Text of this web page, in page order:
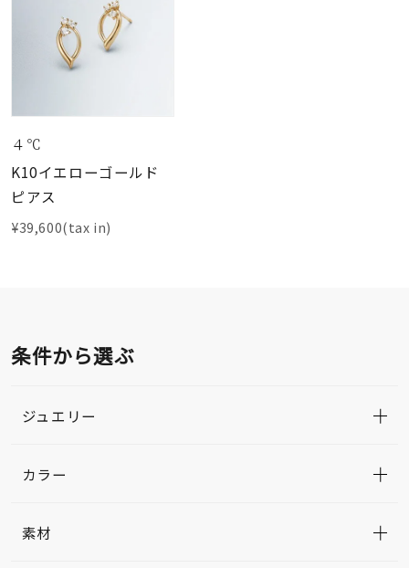
４℃
K10イエローゴールド
ピアス
¥39,600(tax in)
条件から選ぶ
ジュエリー
カラー
素材